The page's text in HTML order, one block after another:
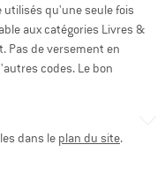
qu'une seule fois
aux catégories Livres &
Pas de versement en
codes. Le bon
dans le plan du site.